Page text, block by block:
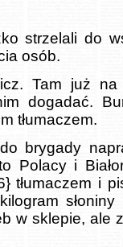
strzelali do
osób.
Tam już
dogadać.
tłumaczem.
brygady
Polacy i
tłumaczem i
słoniny
w sklepie, ale